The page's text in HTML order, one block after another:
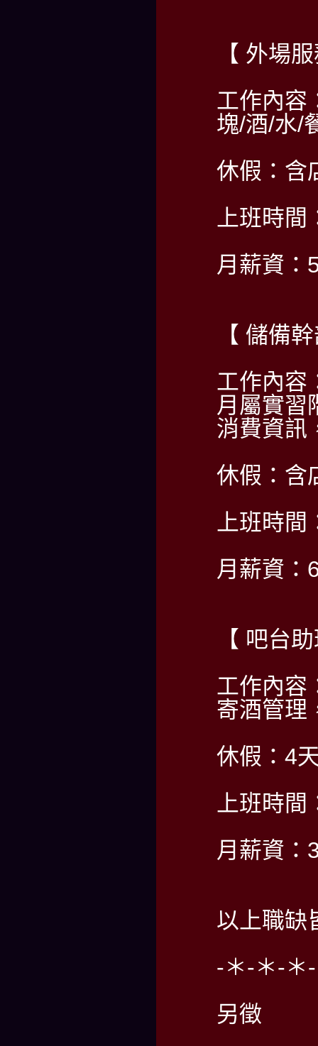
【 外場
工作內容
塊/酒/水/
休假：含
上班時
月薪資：
【 儲備
工作內容
月屬實習
消費資訊
休假：含
上班時
月薪資：
【 吧台
工作內容
寄酒管理
休假：4
上班時
月薪資：
以上職缺
-＊-＊-＊
另徵